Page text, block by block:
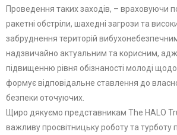
Проведення таких заходів, – враховуючи
ракетні обстріли, шахедні загрози та
забруднення територій
надзвичайно актуальним та корисним,
підвищенню рівня обізнаності молоді щодо
формує відповідальне ставлення до
безпеки оточуючих.
Щиро дякуємо представникам The HALO
важливу просвітницьку роботу та турботу